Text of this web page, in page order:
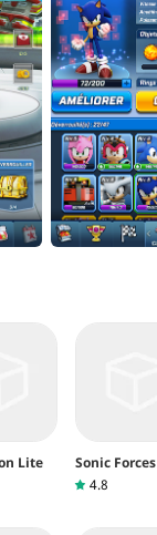
Lite
Sonic Forces
4.8